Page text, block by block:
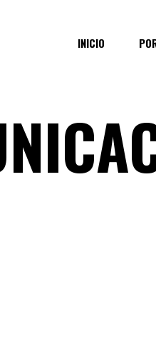
INICIO